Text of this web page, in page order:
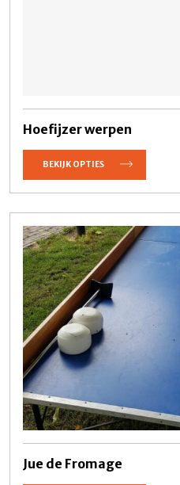
Hoefijzer werpen
BEKIJK OPTIES
Jue de Fromage